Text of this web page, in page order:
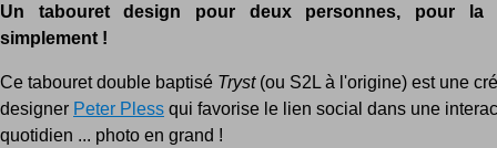
Un tabouret design pour deux personnes, pour la
simplement !
Ce tabouret double baptisé Tryst(ou S2L à l'origine) est une
designer Peter Pless qui favorise le lien social dans une
quotidien ... photo en grand !